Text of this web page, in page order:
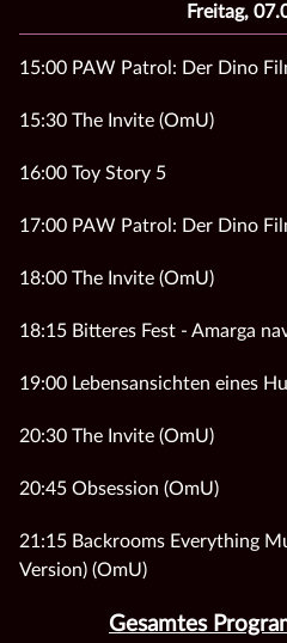
Freitag,
15:00 PAW Patrol: Der Dino
15:30 The Invite (OmU)
16:00 Toy Story 5
17:00 PAW Patrol: Der Dino
18:00 The Invite (OmU)
18:15 Bitteres Fest - Amarga
19:00 Lebensansichten eines
20:30 The Invite (OmU)
20:45 Obsession (OmU)
21:15 Backrooms Everything
Version) (OmU)
Gesamtes